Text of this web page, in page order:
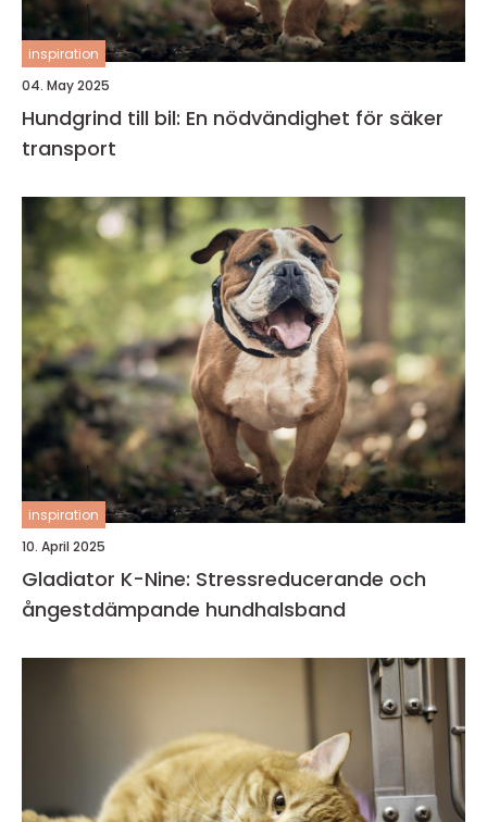
inspiration
04. May 2025
Hundgrind till bil: En nödvändighet för säker
transport
inspiration
10. April 2025
Gladiator K-Nine: Stressreducerande och
ångestdämpande hundhalsband